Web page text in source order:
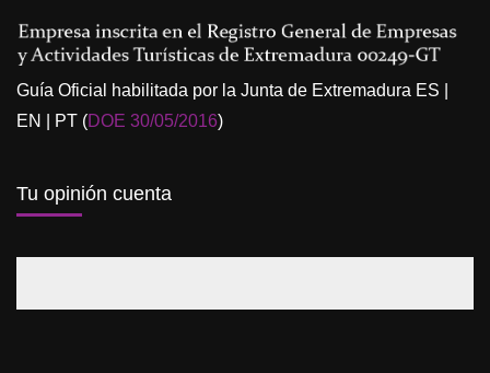
Guía Oficial habilitada por la Junta de Extremadura ES |
EN | PT (DOE 30/05/2016)
Tu opinión cuenta